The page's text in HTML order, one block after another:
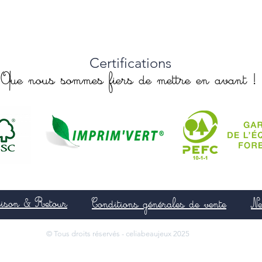
Certifications
Que nous sommes fiers de mettre en avant !
& Retour Conditions générales de vente
© Tous droits réservés - celiabeaujeux 2025